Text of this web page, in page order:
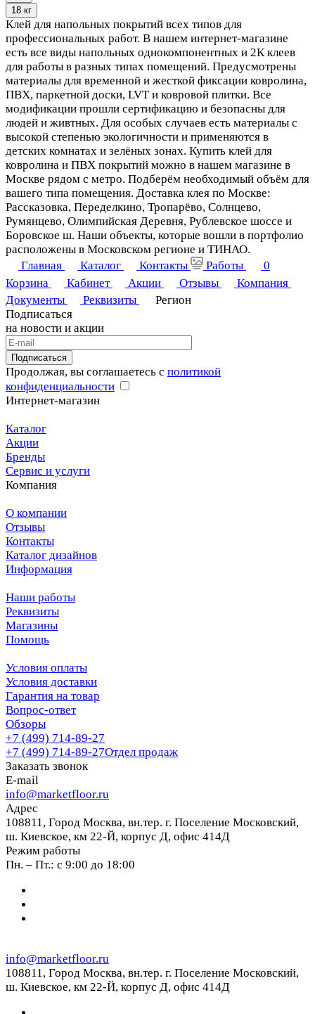
18 кг
Клей для напольных покрытий всех типов для
профессиональных работ. В нашем интернет-магазине
есть все виды напольных однокомпонентных и 2К клеев
для работы в разных типах помещений. Предусмотрены
материалы для временной и жесткой фиксации ковролина,
ПВХ, паркетной доски, LVT и ковровой плитки. Все
модификации прошли сертификацию и безопасны для
людей и живтных. Для особых случаев есть материалы с
высокой степенью экологичности и применяются в
детских комнатах и зелёных зонах. Купить клей для
ковролина и ПВХ покрытий можно в нашем магазине в
Москве рядом с метро. Подберём необходимый объём для
вашего типа помещения. Доставка клея по Москве:
Рассказовка, Переделкино, Тропарёво, Солнцево,
Румянцево, Олимпийская Деревня, Рублевское шоссе и
Боровское ш. Наши объекты, которые вошли в портфолио
расположены в Московском регионе и ТИНАО.
Главная
Каталог Контакты Работы
0
Корзина
Кабинет Акции Отзывы
Компания
Документы
Реквизиты
Регион
Подписаться
на новости и акции
Подписаться
Продолжая, вы соглашаетесь с политикой
конфиденциальности
Интернет-магазин
Каталог
Акции
Бренды
Сервис и услуги
Компания
О компании
Отзывы
Контакты
Каталог дизайнов
Информация
Наши работы
Реквизиты
Магазины
Помощь
Условия оплаты
Условия доставки
Гарантия на товар
Вопрос-ответ
Обзоры
+7 (499) 714-89-27
+7 (499) 714-89-27Отдел продаж
Заказать звонок
E-mail
info@marketfloor.ru
Адрес
108811, Город Москва, вн.тер. г. Поселение Московский,
ш. Киевское, км 22-Й, корпус Д, офис 414Д
Режим работы
Пн. – Пт.: с 9:00 до 18:00
info@marketfloor.ru
108811, Город Москва, вн.тер. г. Поселение Московский,
ш. Киевское, км 22-Й, корпус Д, офис 414Д